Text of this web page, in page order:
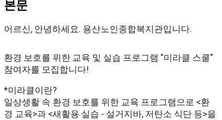
본문
어르신, 안녕하세요. 용산노인종합복지관입니다.
환경 보호를 위한 교육 및 실습 프로그램 "미라클 스쿨"
참여자를 모집합니다!
*미라클이란?
일상생활 속 환경 보호를 위한 교육 프로그램으로 <환
경 교육>과 <새활용 실습 - 설거지바, 저탄소 식단 등>을